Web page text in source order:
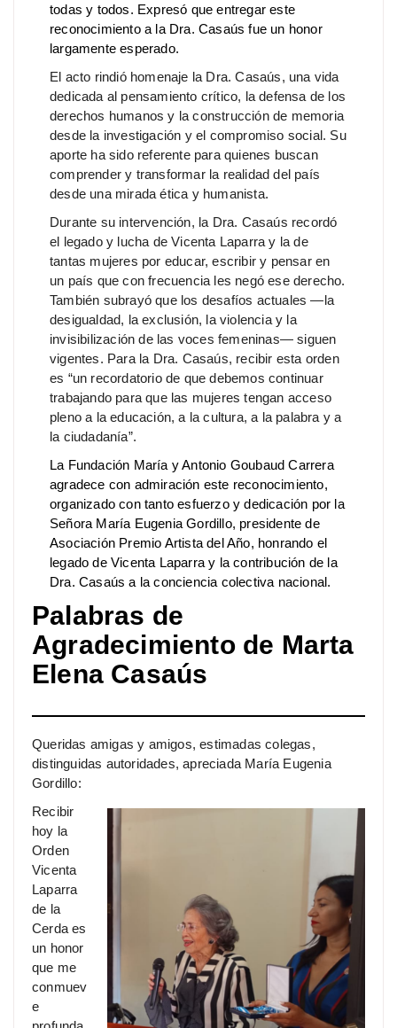
todas y todos. Expresó que entregar este
reconocimiento a la Dra. Casaús fue un honor
largamente esperado.
El acto rindió homenaje la Dra. Casaús, una vida
dedicada al pensamiento crítico, la defensa de los
derechos humanos y la construcción de memoria
desde la investigación y el compromiso social. Su
aporte ha sido referente para quienes buscan
comprender y transformar la realidad del país
desde una mirada ética y humanista.
Durante su intervención, la Dra. Casaús recordó
el legado y lucha de Vicenta Laparra y la de
tantas mujeres por educar, escribir y pensar en
un país que con frecuencia les negó ese derecho.
También subrayó que los desafíos actuales —la
desigualdad, la exclusión, la violencia y la
invisibilización de las voces femeninas— siguen
vigentes. Para la Dra. Casaús, recibir esta orden
es “un recordatorio de que debemos continuar
trabajando para que las mujeres tengan acceso
pleno a la educación, a la cultura, a la palabra y a
la ciudadanía”.
La Fundación María y Antonio Goubaud Carrera
agradece con admiración este reconocimiento,
organizado con tanto esfuerzo y dedicación por la
Señora María Eugenia Gordillo, presidente de
Asociación Premio Artista del Año, honrando el
legado de Vicenta Laparra y la contribución de la
Dra. Casaús a la conciencia colectiva nacional.
Palabras de
Agradecimiento de Marta
Elena Casaús
Queridas amigas y amigos, estimadas colegas,
distinguidas autoridades, apreciada María Eugenia
Gordillo:
Recibir
hoy la
Orden
Vicenta
Laparra
de la
Cerda es
un honor
que me
conmuev
e